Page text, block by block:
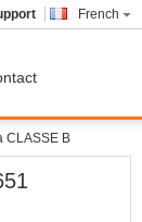
French
CLASSE B